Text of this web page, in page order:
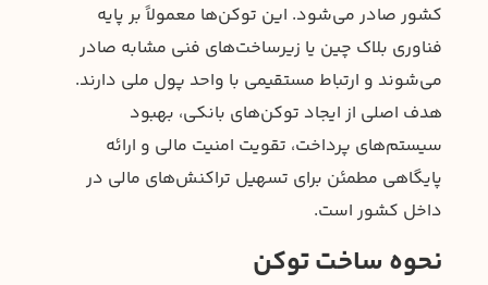
کشور صادر می‌شود. این توکن‌ها معمولاً بر پایه
فناوری بلاک چین یا زیرساخت‌های فنی مشابه صادر
می‌شوند و ارتباط مستقیمی با واحد پول ملی دارند.
هدف اصلی از ایجاد توکن‌های بانکی، بهبود
سیستم‌های پرداخت، تقویت امنیت مالی و ارائه
پایگاهی مطمئن برای تسهیل تراکنش‌های مالی در
داخل کشور است.
نحوه ساخت توکن